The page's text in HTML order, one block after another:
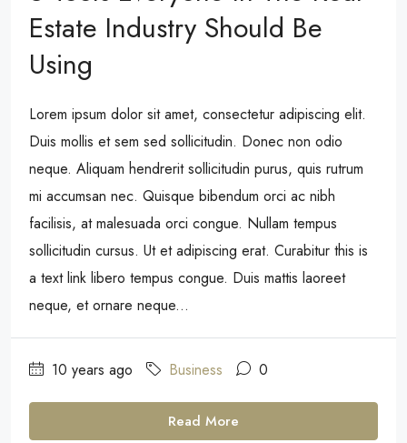
Estate Industry Should Be
Using
Lorem ipsum dolor sit amet, consectetur adipiscing elit.
Duis mollis et sem sed sollicitudin. Donec non odio
neque. Aliquam hendrerit sollicitudin purus, quis rutrum
mi accumsan nec. Quisque bibendum orci ac nibh
facilisis, at malesuada orci congue. Nullam tempus
sollicitudin cursus. Ut et adipiscing erat. Curabitur this is
a text link libero tempus congue. Duis mattis laoreet
neque, et ornare neque...
10 years ago Business 0
Read More